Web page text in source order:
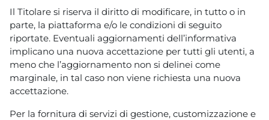
Il Titolare si riserva il diritto di modificare, in tutto o in
parte, la piattaforma e/o le condizioni di seguito
riportate. Eventuali aggiornamenti dell’informativa
implicano una nuova accettazione per tutti gli utenti, a
meno che l’aggiornamento non si delinei come
marginale, in tal caso non viene richiesta una nuova
accettazione.
Per la fornitura di servizi di gestione, customizzazione e